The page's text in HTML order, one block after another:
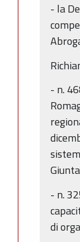
- la
- n.
- n.
di